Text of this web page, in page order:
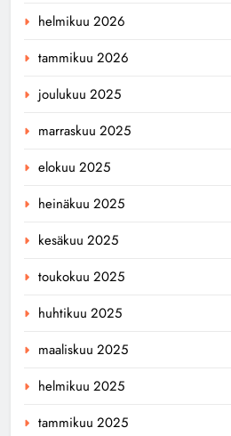
helmikuu 2026
tammikuu 2026
joulukuu 2025
marraskuu 2025
elokuu 2025
heinäkuu 2025
kesäkuu 2025
toukokuu 2025
huhtikuu 2025
maaliskuu 2025
helmikuu 2025
tammikuu 2025